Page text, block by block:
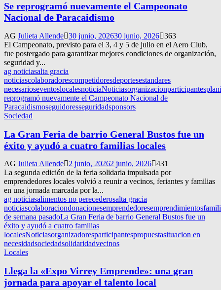
Se reprogramó nuevamente el Campeonato
Nacional de Paracaidismo
AG Julieta Allende 30 junio, 202630 junio, 2026 363
El Campeonato, previsto para el 3, 4 y 5 de julio en el Aero Club,
fue postergado para garantizar mejores condiciones de organización,
seguridad y...
ag noticiasalta gracia
noticiascolaboradorescompetidoresdeportesestandares
necesarioseventoslocalesnoticiaNoticiasorganizacionparticipantes
reprogramó nuevamente el Campeonato Nacional de
Paracaidismoseguidoresseguridadsponsors
Sociedad
La Gran Feria de barrio General Bustos fue un
éxito y ayudó a cuatro familias locales
AG Julieta Allende 2 junio, 20262 junio, 2026 431
La segunda edición de la feria solidaria impulsada por
emprendedores locales volvió a reunir a vecinos, feriantes y familias
en una jornada marcada por la...
ag noticiasalimentos no perecederosalta gracia
noticiascolaboraciondonacionesemprendedoresemprendimientos
de semana pasadoLa Gran Feria de barrio General Bustos fue un
éxito y ayudó a cuatro familias
localesNoticiasorganizadoresparticipantespropuestasituacion en
necesidadsociedadsolidaridadvecinos
Locales
Llega la «Expo Virrey Emprende»: una gran
jornada para apoyar el talento local